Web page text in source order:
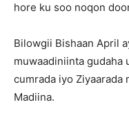
hore ku soo noqon
Bilowgii Bishaan April
muwaadiniinta gudaha
cumrada iyo Ziyaarada
Madiina.